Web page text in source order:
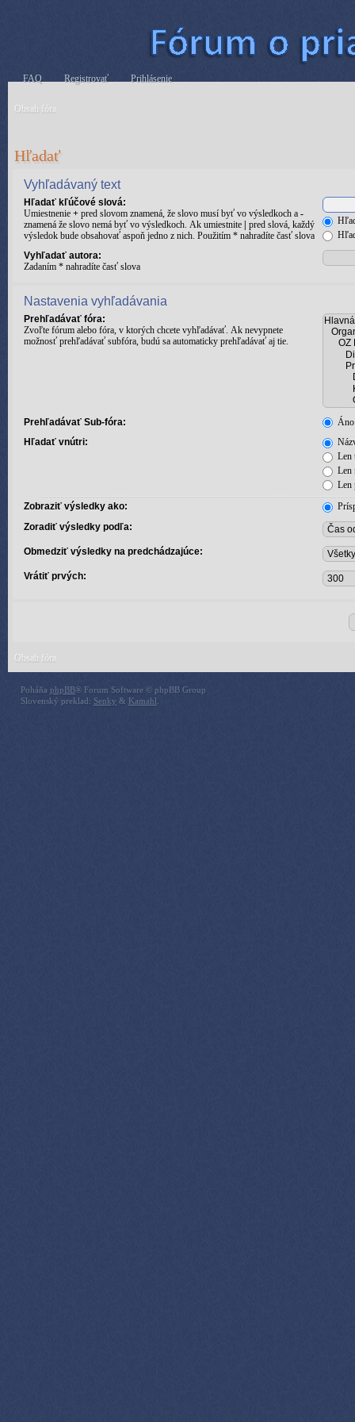
FAQ Registrovať Prihlásenie
Obsah fóra
Hľadať
Vyhľadávaný text
Hľadať kľúčové slová:
Umiestnenie + pred slovom znamená, že slovo musí byť vo výsledkoch a -
znamená že slovo nemá byť vo výsledkoch. Ak umiestnite
pred slová, každý
výsledok bude obsahovať aspoň jedno z nich. Použitím * nahradíte časť slova
Vyhľadať autora:
Zadaním * nahradíte časť slova
Nastavenia vyhľadávania
Prehľadávať fóra:
Zvoľte fórum alebo fóra, v ktorých chcete vyhľadávať. Ak nevypnete
možnosť prehľadávať subfóra, budú sa automaticky prehľadávať aj tie.
Prehľadávať Sub-fóra:
Áno
Hľadať vnútri:
Len
Len
Len
Zobraziť výsledky ako:
Zoradiť výsledky podľa:
Obmedziť výsledky na predchádzajúce:
Vrátiť prvých:
Obsah fóra
Poháňa phpBB® Forum Software © phpBB Group
Slovenský preklad: Senky & Kamahl